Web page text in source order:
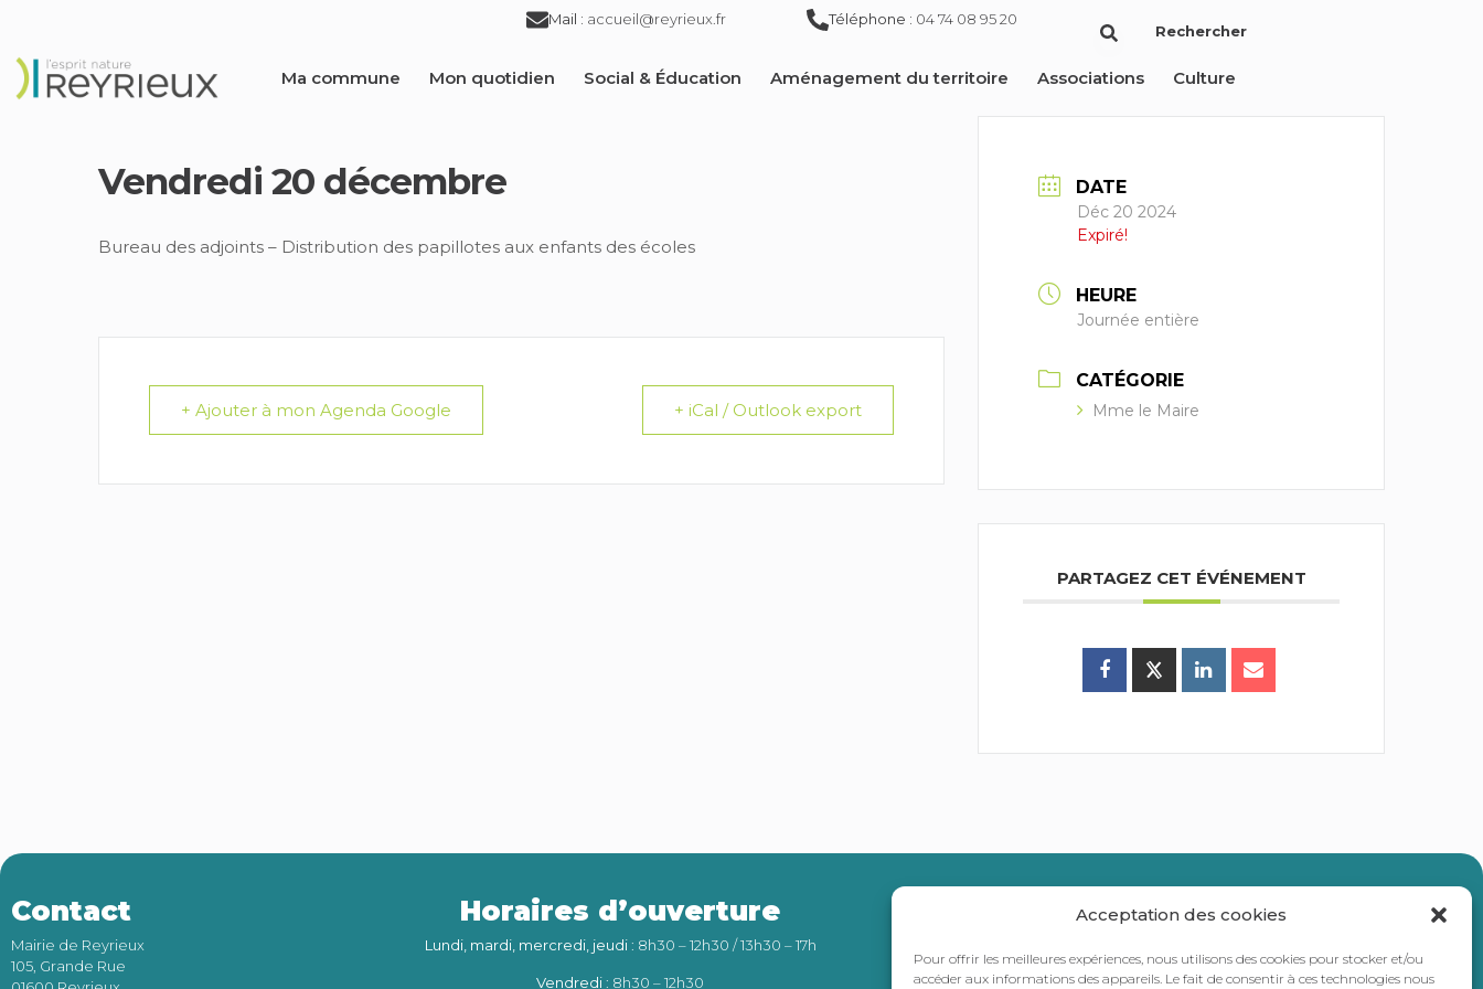
Acceptation des cookies
Pour offrir les meilleures expériences, nous utilisons des cookies pour stocker et/ou
accéder aux informations des appareils. Le fait de consentir à ces technologies nous
Mail : accueil@reyrieux.fr Téléphone : 04 74 08 95 20
Rechercher
Ma commune Mon quotidien Social & Éducation Aménagement du territoire Associations Culture
Vendredi 20 décembre
Bureau des adjoints – Distribution des papillotes aux enfants des écoles
+ Ajouter à mon Agenda Google + iCal / Outlook export
DATE
Déc 20 2024
Expiré!
HEURE
Journée entière
CATÉGORIE
Mme le Maire
PARTAGEZ CET ÉVÉNEMENT
Contact
Mairie de Reyrieux
105, Grande Rue
Horaires d’ouverture
Lundi, mardi, mercredi, jeudi: 8h30 – 12h30 / 13h30 – 17h
Vendredi: 8h30 – 12h30
Intercommunalité